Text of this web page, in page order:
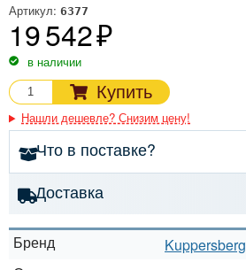
Бренд
Kuppersberg
Артикул: 6377
19 542
в наличии
Купить
Нашли дешевле? Снизим цену!
Что в поставке?
Доставка